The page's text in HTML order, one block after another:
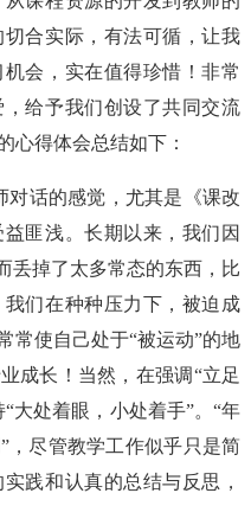
合实际，有法可循，让我
会，实在值得珍惜！非常
给予我们创设了共同交流
心得体会总结如下：
对话的感觉，尤其是《课改
匪浅。长期以来，我们因
丢掉了太多常态的东西，比
们在种种压力下，被迫成
常使自己处于“被运动”的地
成长！当然，在强调“立足
大处着眼，小处着手”。“年
，尽管教学工作似乎只是简
践和认真的总结与反思，